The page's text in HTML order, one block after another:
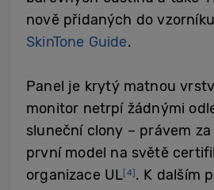
nově přidaných do vzorníku
SkinTone Guide.
Panel je krytý matnou
monitor netrpí žádnými
sluneční clony – právem
první model na světě
organizace UL[4] . K dalším